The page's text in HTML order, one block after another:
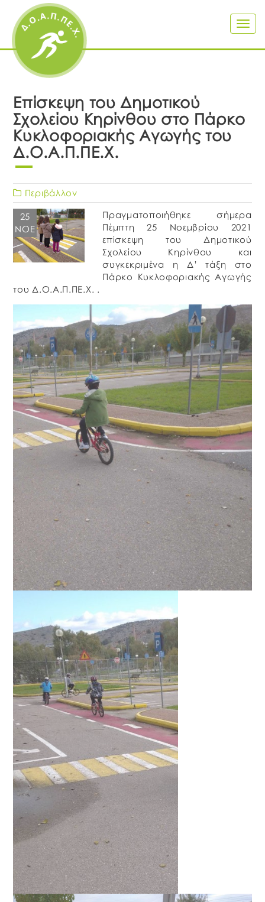
Επίσκεψη του Δημοτικού
Σχολείου Κηρίνθου στο Πάρκο
Κυκλοφοριακής Αγωγής του
Δ.Ο.Α.Π.ΠΕ.Χ.
Περιβάλλον
25
ΝΟΈ
Πραγματοποιήθηκε σήμερα
Πέμπτη 25 Νοεμβρίου 2021
επίσκεψη του Δημοτικού
Σχολείου Κηρίνθου και
συγκεκριμένα η Δ’ τάξη στο
Πάρκο Κυκλοφοριακής Αγωγής
του Δ.Ο.Α.Π.ΠΕ.Χ. .